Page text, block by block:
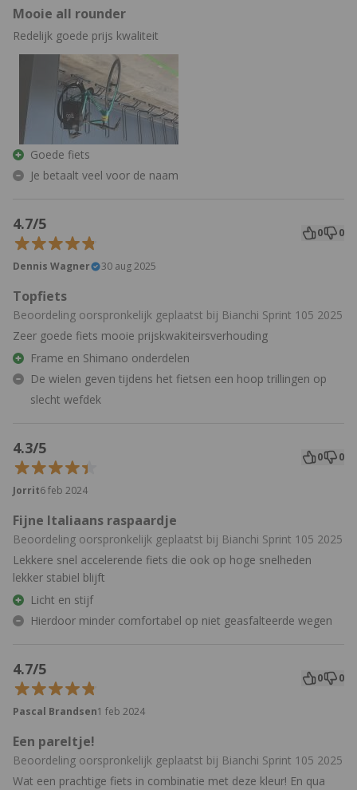
Mooie all rounder
Redelijk goede prijs kwaliteit
Goede fiets
Je betaalt veel voor de naam
4.7/5 0 0
Dennis Wagner 30 aug 2025
Topfiets
Beoordeling oorspronkelijk geplaatst bij Bianchi Sprint 105 2025
Zeer goede fiets mooie prijskwakiteirsverhouding
Frame en Shimano onderdelen
De wielen geven tijdens het fietsen een hoop trillingen op
slecht wefdek
4.3/5 0 0
Jorrit6 feb 2024
Fijne Italiaans raspaardje
Beoordeling oorspronkelijk geplaatst bij Bianchi Sprint 105 2025
Lekkere snel accelerende fiets die ook op hoge snelheden
lekker stabiel blijft
Licht en stijf
Hierdoor minder comfortabel op niet geasfalteerde wegen
4.7/5 0 0
Pascal Brandsen1 feb 2024
Een pareltje!
Beoordeling oorspronkelijk geplaatst bij Bianchi Sprint 105 2025
Wat een prachtige fiets in combinatie met deze kleur! En qua